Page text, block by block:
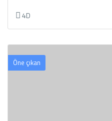
4D
Öne çıkan